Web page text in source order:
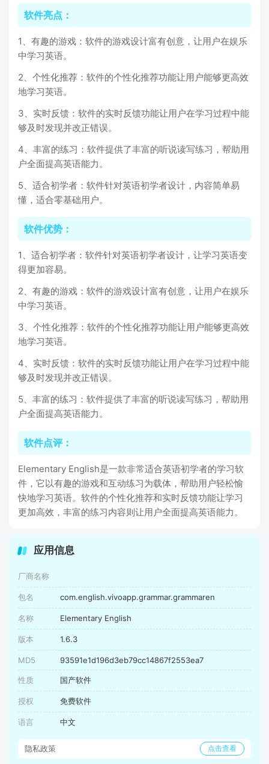
软件亮点：
1、有趣的游戏：软件的游戏设计富有创意，让用户在娱乐
中学习英语。
2、个性化推荐：软件的个性化推荐功能让用户能够更高效
地学习英语。
3、实时反馈：软件的实时反馈功能让用户在学习过程中能
够及时发现并改正错误。
4、丰富的练习：软件提供了丰富的听说读写练习，帮助用
户全面提高英语能力。
5、适合初学者：软件针对英语初学者设计，内容简单易
懂，适合零基础用户。
软件优势：
1、适合初学者：软件针对英语初学者设计，让学习英语变
得更加容易。
2、有趣的游戏：软件的游戏设计富有创意，让用户在娱乐
中学习英语。
3、个性化推荐：软件的个性化推荐功能让用户能够更高效
地学习英语。
4、实时反馈：软件的实时反馈功能让用户在学习过程中能
够及时发现并改正错误。
5、丰富的练习：软件提供了丰富的听说读写练习，帮助用
户全面提高英语能力。
软件点评：
Elementary English是一款非常适合英语初学者的学习软
件，它以有趣的游戏和互动练习为载体，帮助用户轻松愉
快地学习英语。软件的个性化推荐和实时反馈功能让学习
更加高效，丰富的练习内容则让用户全面提高英语能力。
应用信息
厂商名称
包名 com.english.vivoapp.grammar.grammaren
名称 Elementary English
版本 1.6.3
MD5 93591e1d196d3eb79cc14867f2553ea7
性质 国产软件
授权 免费软件
语言 中文
隐私政策 点击查看